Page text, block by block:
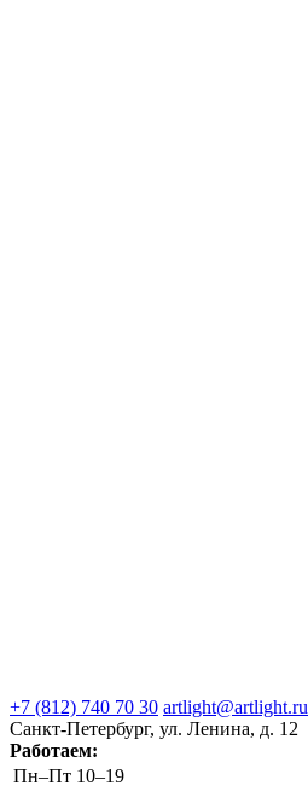
+7 (812) 740 70 30 artlight@artlight.ru
Санкт-Петербург, ул. Ленина, д. 12
Работаем:
Пн–Пт 10–19